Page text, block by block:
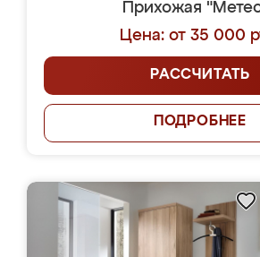
Прихожая
Цена: от 35 000
РАССЧИТАТЬ
ПОДРОБНЕЕ